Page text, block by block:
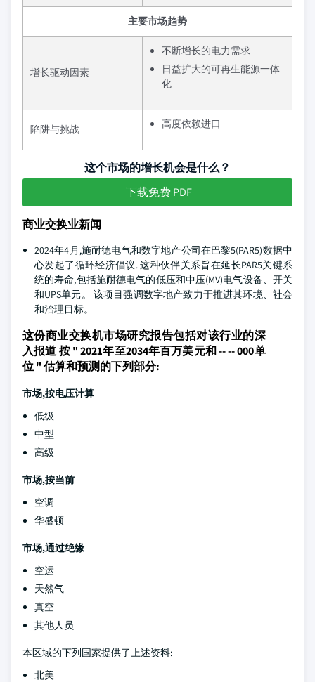
主要市场趋势
增长驱动因素
不断增长的电力需求
日益扩大的可再生能源一体
化
陷阱与挑战 高度依赖进口
这个市场的增长机会是什么？
下载免费 PDF
商业交换业新闻
2024年4月,施耐德电气和数字地产公司在巴黎5(PAR5)数据中
心发起了循环经济倡议. 这种伙伴关系旨在延长PAR5关键系
统的寿命,包括施耐德电气的低压和中压(MV)电气设备、开关
和UPS单元。 该项目强调数字地产致力于推进其环境、社会
和治理目标。
这份商业交换机市场研究报告包括对该行业的深
入报道 按 " 2021年至2034年百万美元和 -- -- 000单
位 " 估算和预测的下列部分:
市场,按电压计算
低级
中型
高级
市场,按当前
空调
华盛顿
市场,通过绝缘
空运
天然气
真空
其他人员
本区域的下列国家提供了上述资料:
北美